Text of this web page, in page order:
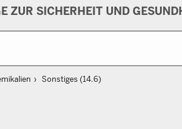
ZUR SICHERHEIT UND
Sonstiges (14.6)